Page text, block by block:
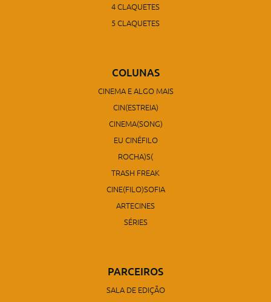
4 CLAQUETES
5 CLAQUETES
COLUNAS
CINEMA E ALGO MAIS
CIN(ESTREIA)
CINEMA(SONG)
EU CINÉFILO
ROCHA)S(
TRASH FREAK
CINE(FILO)SOFIA
ARTECINES
SÉRIES
PARCEIROS
SALA DE EDIÇÃO